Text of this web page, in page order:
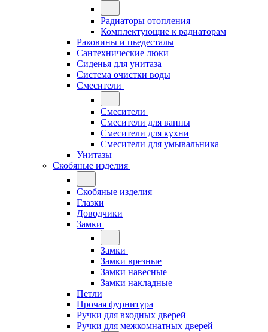
Радиаторы отопления
Комплектующие к радиаторам
Раковины и пьедесталы
Сантехнические люки
Сиденья для унитаза
Система очистки воды
Смесители
Смесители
Смесители для ванны
Смесители для кухни
Смесители для умывальника
Унитазы
Скобяные изделия
Скобяные изделия
Глазки
Доводчики
Замки
Замки
Замки врезные
Замки навесные
Замки накладные
Петли
Прочая фурнитура
Ручки для входных дверей
Ручки для межкомнатных дверей